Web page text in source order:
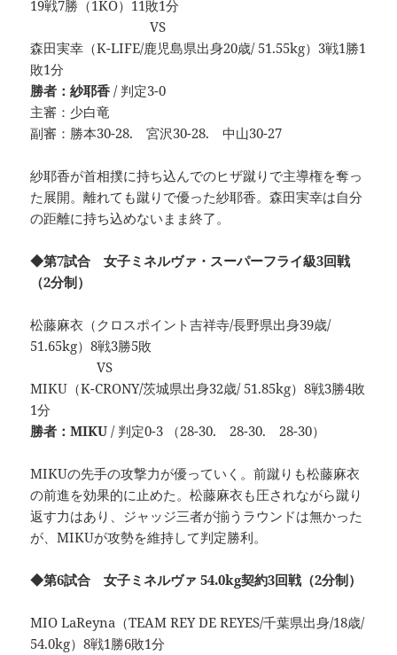
19戦7勝（1KO）11敗1分
VS
森田実幸（K-LIFE/鹿児島県出身20歳/ 51.55kg）3戦1勝1
敗1分
勝者：紗耶香 / 判定3-0
主審：少白竜
副審：勝本30-28. 宮沢30-28. 中山30-27
紗耶香が首相撲に持ち込んでのヒザ蹴りで主導権を奪っ
た展開。離れても蹴りで優った紗耶香。森田実幸は自分
の距離に持ち込めないまま終了。
◆第7試合 女子ミネルヴァ・スーパーフライ級3回戦
（2分制）
松藤麻衣（クロスポイント吉祥寺/長野県出身39歳/
51.65kg）8戦3勝5敗
VS
MIKU（K-CRONY/茨城県出身32歳/ 51.85kg）8戦3勝4敗
1分
勝者：MIKU / 判定0-3 （28-30. 28-30. 28-30）
MIKUの先手の攻撃力が優っていく。前蹴りも松藤麻衣
の前進を効果的に止めた。松藤麻衣も圧されながら蹴り
返す力はあり、ジャッジ三者が揃うラウンドは無かった
が、MIKUが攻勢を維持して判定勝利。
◆第6試合 女子ミネルヴァ 54.0kg契約3回戦（2分制）
MIO LaReyna（TEAM REY DE REYES/千葉県出身/18歳/
54.0kg）8戦1勝6敗1分